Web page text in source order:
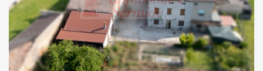
Tipo contratto:
Metratura Commerciale: